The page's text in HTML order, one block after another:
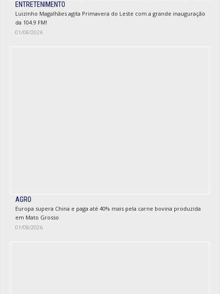
ENTRETENIMENTO
Luizinho Magalhães agita Primavera do Leste com a grande inauguração
da 104.9 FM!
01/08/2026
AGRO
Europa supera China e paga até 40% mais pela carne bovina produzida
em Mato Grosso
01/08/2026